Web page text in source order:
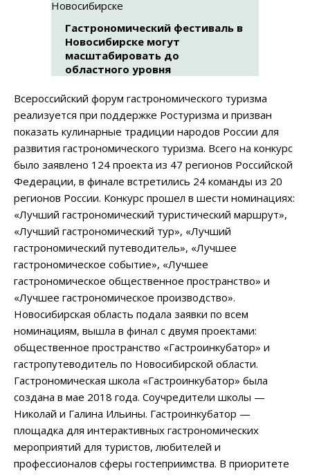
Гастрономический фестиваль в
Новосибирске могут
масштабировать до
областного уровня
Всероссийский форум гастрономического туризма
реализуется при поддержке Ростуризма и призван
показать кулинарные традиции народов России для
развития гастрономического туризма. Всего на конкурс
было заявлено 124 проекта из 47 регионов Российской
Федерации, в финале встретились 24 команды из 20
регионов России. Конкурс прошел в шести номинациях:
«Лучший гастрономический туристический маршрут»,
«Лучший гастрономический тур», «Лучший
гастрономический путеводитель», «Лучшее
гастрономическое событие», «Лучшее
гастрономическое общественное пространство» и
«Лучшее гастрономическое производство».
Новосибирская область подала заявки по всем
номинациям, вышла в финал с двумя проектами:
общественное пространство «Гастроинкубатор» и
гастропутеводитель по Новосибирской области.
Гастрономическая школа «Гастроинкубатор» была
создана в мае 2018 года. Соучредители школы —
Николай и Галина Ильины. Гастроинкубатор —
площадка для интерактивных гастрономических
мероприятий для туристов, любителей и
профессионалов сферы гостеприимства. В приоритете